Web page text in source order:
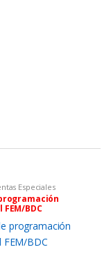
Especiales
BDC